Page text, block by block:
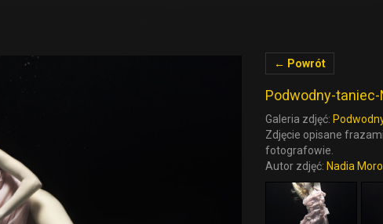
← Powrót
Podwodny-
Galeria zdjęć:
Zdjęcie opisane
fotografowie.
Autor zdjęć: Nadia Moro